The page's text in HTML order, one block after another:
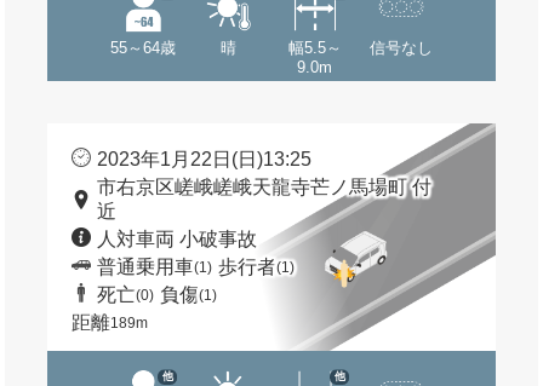
55～64歳 晴
幅5.5～
9.0m
信号なし
2023年1月22日(日)13:25
市右京区嵯峨嵯峨天龍寺芒ノ馬場町 付
近
人対車両 小破事故
普通乗用車(1) 歩行者(1)
死亡(0) 負傷(1)
距離189m
他 他